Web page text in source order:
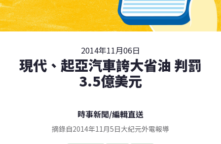
2014年11月06日
現代、起亞汽車誇大省油 判罰
3.5億美元
時事新聞/編輯直送
摘錄自2014年11月5日大紀元外電報導